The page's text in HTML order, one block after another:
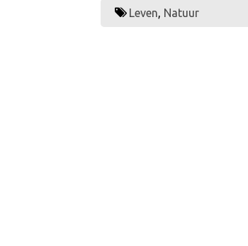
Leven, Natuur